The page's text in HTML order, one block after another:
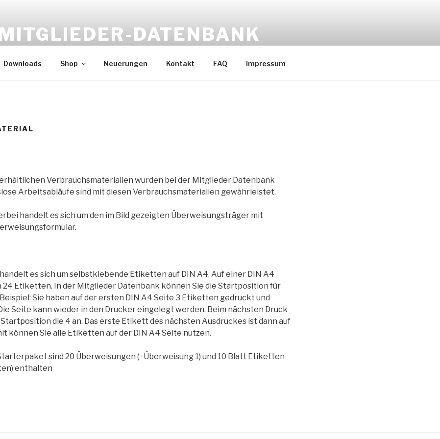
DATENBANK
Downloads Shop Neuerungen Kontakt FAQ Impressum
Verbrauchsmaterialien wurden bei der Mitglieder Datenbank
Arbeitsabläufe sind mit diesen Verbrauchsmaterialien gewährleistet.
handelt es sich um den im Bild gezeigten Überweisungsträger mit
es sich um selbstklebende Etiketten auf DIN A4. Auf einer DIN A4
24 Etiketten. In der Mitglieder Datenbank können Sie die Startposition für
Sie haben auf der ersten DIN A4 Seite 3 Etiketten gedruckt und
Seite kann wieder in den Drucker eingelegt werden. Beim nächsten Druck
Startposition die 4 an. Das erste Etikett des nächsten Ausdruckes ist dann auf
können Sie alle Etiketten auf der DIN A4 Seite nutzen.
sind 20 Überweisungen (=Überweisung 1) und 10 Blatt Etiketten
enthalten